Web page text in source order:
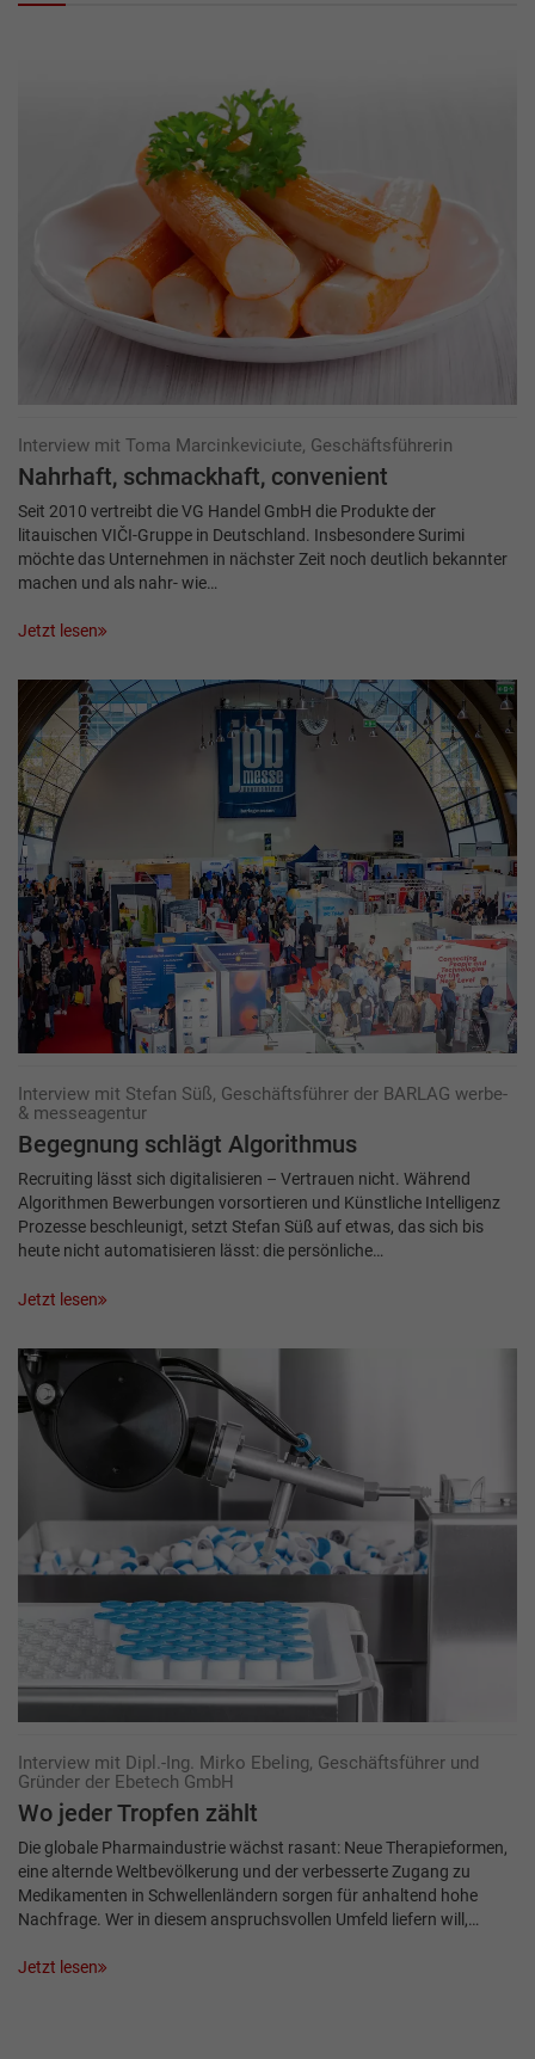
Interview mit Toma Marcinkeviciute, Geschäftsführerin
Nahrhaft, schmackhaft, convenient
Seit 2010 vertreibt die VG Handel GmbH die Produkte der
litauischen VIČI-Gruppe in Deutschland. Insbesondere Surimi
möchte das Unternehmen in nächster Zeit noch deutlich bekannter
machen und als nahr- wie…
Jetzt lesen
Interview mit Stefan Süß, Geschäftsführer der BARLAG werbe-
& messeagentur
Begegnung schlägt Algorithmus
Recruiting lässt sich digitalisieren – Vertrauen nicht. Während
Algorithmen Bewerbungen vorsortieren und Künstliche Intelligenz
Prozesse beschleunigt, setzt Stefan Süß auf etwas, das sich bis
heute nicht automatisieren lässt: die persönliche…
Jetzt lesen
Interview mit Dipl.-Ing. Mirko Ebeling, Geschäftsführer und
Gründer der Ebetech GmbH
Wo jeder Tropfen zählt
Die globale Pharmaindustrie wächst rasant: Neue Therapieformen,
eine alternde Weltbevölkerung und der verbesserte Zugang zu
Medikamenten in Schwellenländern sorgen für anhaltend hohe
Nachfrage. Wer in diesem anspruchsvollen Umfeld liefern will,…
Jetzt lesen